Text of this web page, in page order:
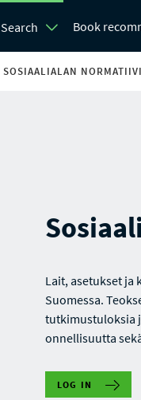
Search Book
SOSIAALIALAN
Lait, asetukset ja
Suomessa.
tutkimustuloksia
onnellisuutta
LOG IN